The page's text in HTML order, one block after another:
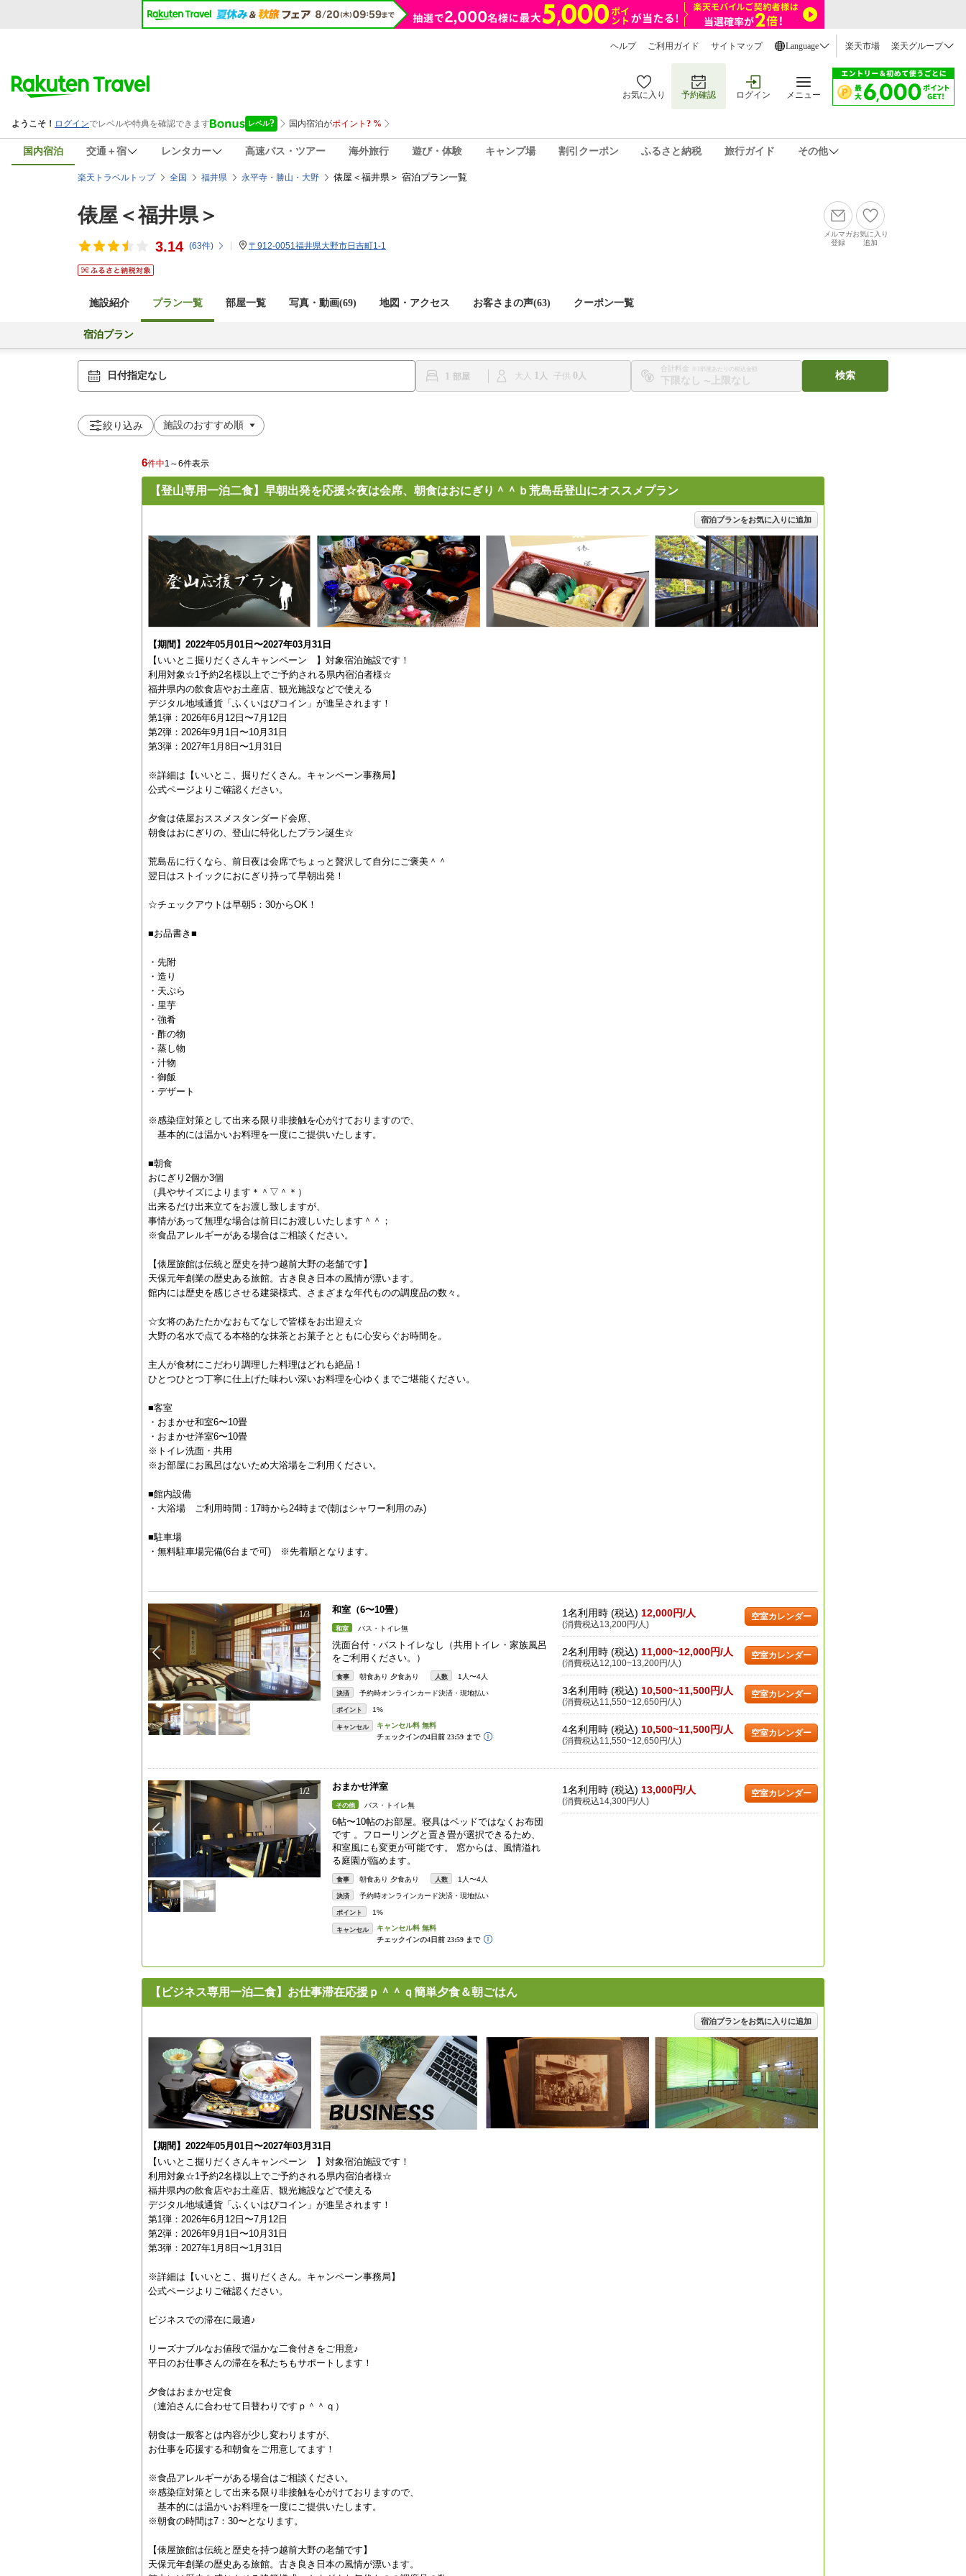
ヘルプ ご利用ガイド サイトマップ Language 楽天市場 楽天グループ
お気に入り 予約確認 ログイン メニュー
国内宿泊 交通＋宿 レンタカー 高速バス・ツアー 海外旅行 遊び・体験 キャンプ場 割引クーポン ふるさと納税 旅行ガイド その他
楽天トラベルトップ 全国 福井県 永平寺・勝山・大野 俵屋＜福井県＞ 宿泊プラン一覧
俵屋＜福井県＞
3.14 (63件) 〒912-0051福井県大野市日吉町1-1
メルマガ
登録
お気に入り
追加
施設紹介 プラン一覧 部屋一覧 写真・動画(69) 地図・アクセス お客さまの声(63) クーポン一覧
宿泊プラン
日付指定なし 1 大人 1 子供 0
合計料金 ※1部屋あたりの税込金額
〜
検索
絞り込み
6件中1～6件表示
【登山専用一泊二食】早朝出発を応援☆夜は会席、朝食はおにぎり＾＾ｂ荒島岳登山にオススメプラン
宿泊プランをお気に入りに追加
【期間】2022年05月01日〜2027年03月31日
【いいとこ掘りだくさんキャンペーン 】対象宿泊施設です！
利用対象☆1予約2名様以上でご予約される県内宿泊者様☆
福井県内の飲食店やお土産店、観光施設などで使える
デジタル地域通貨「ふくいはぴコイン」が進呈されます！
第1弾：2026年6月12日〜7月12日
第2弾：2026年9月1日〜10月31日
第3弾：2027年1月8日〜1月31日
※詳細は【いいとこ、掘りだくさん。キャンペーン事務局】
公式ページよりご確認ください。
夕食は俵屋おススメスタンダード会席、
朝食はおにぎりの、登山に特化したプラン誕生☆
荒島岳に行くなら、前日夜は会席でちょっと贅沢して自分にご褒美＾＾
翌日はストイックにおにぎり持って早朝出発！
☆チェックアウトは早朝5：30からOK！
■お品書き■
・先附
・造り
・天ぷら
・里芋
・強肴
・酢の物
・蒸し物
・汁物
・御飯
・デザート
※感染症対策として出来る限り非接触を心がけておりますので、
基本的には温かいお料理を一度にご提供いたします。
■朝食
おにぎり2個か3個
（具やサイズによります＊＾▽＾＊）
出来るだけ出来立てをお渡し致しますが、
事情があって無理な場合は前日にお渡しいたします＾＾；
※食品アレルギーがある場合はご相談ください。
【俵屋旅館は伝統と歴史を持つ越前大野の老舗です】
天保元年創業の歴史ある旅館。古き良き日本の風情が漂います。
館内には歴史を感じさせる建築様式、さまざまな年代ものの調度品の数々。
☆女将のあたたかなおもてなしで皆様をお出迎え☆
大野の名水で点てる本格的な抹茶とお菓子とともに心安らぐお時間を。
主人が食材にこだわり調理した料理はどれも絶品！
ひとつひとつ丁寧に仕上げた味わい深いお料理を心ゆくまでご堪能ください。
■客室
・おまかせ和室6〜10畳
・おまかせ洋室6〜10畳
※トイレ洗面・共用
※お部屋にお風呂はないため大浴場をご利用ください。
■館内設備
・大浴場 ご利用時間：17時から24時まで(朝はシャワー利用のみ)
■駐車場
・無料駐車場完備(6台まで可) ※先着順となります。
1/3 和室（6〜10畳）
和室 バス・トイレ無
洗面台付・バストイレなし（共用トイレ・家族風呂
をご利用ください。）
食事 朝食あり 夕食あり 人数 1人〜4人
決済 予約時オンラインカード決済・現地払い
ポイント 1%
キャンセル
1名利用時 (税込) 12,000円/人
(消費税込13,200円/人)
空室カレンダー
2名利用時 (税込) 11,000~12,000円/人
(消費税込12,100~13,200円/人)
空室カレンダー
3名利用時 (税込) 10,500~11,500円/人
(消費税込11,550~12,650円/人)
空室カレンダー
4名利用時 (税込) 10,500~11,500円/人
(消費税込11,550~12,650円/人)
空室カレンダー
1/2 おまかせ洋室
その他 バス・トイレ無
6帖〜10帖のお部屋。寝具はベッドではなくお布団
です 。フローリングと置き畳が選択できるため、
和室風にも変更が可能です。 窓からは、風情溢れ
る庭園が臨めます。
食事 朝食あり 夕食あり 人数 1人〜4人
決済 予約時オンラインカード決済・現地払い
ポイント 1%
キャンセル
1名利用時 (税込) 13,000円/人
(消費税込14,300円/人)
空室カレンダー
【ビジネス専用一泊二食】お仕事滞在応援ｐ＾＾ｑ簡単夕食＆朝ごはん
宿泊プランをお気に入りに追加
【期間】2022年05月01日〜2027年03月31日
【いいとこ掘りだくさんキャンペーン 】対象宿泊施設です！
利用対象☆1予約2名様以上でご予約される県内宿泊者様☆
福井県内の飲食店やお土産店、観光施設などで使える
デジタル地域通貨「ふくいはぴコイン」が進呈されます！
第1弾：2026年6月12日〜7月12日
第2弾：2026年9月1日〜10月31日
第3弾：2027年1月8日〜1月31日
※詳細は【いいとこ、掘りだくさん。キャンペーン事務局】
公式ページよりご確認ください。
ビジネスでの滞在に最適♪
リーズナブルなお値段で温かな二食付きをご用意♪
平日のお仕事さんの滞在を私たちもサポートします！
夕食はおまかせ定食
（連泊さんに合わせて日替わりですｐ＾＾ｑ）
朝食は一般客とは内容が少し変わりますが、
お仕事を応援する和朝食をご用意してます！
※食品アレルギーがある場合はご相談ください。
※感染症対策として出来る限り非接触を心がけておりますので、
基本的には温かいお料理を一度にご提供いたします。
※朝食の時間は7：30〜となります。
【俵屋旅館は伝統と歴史を持つ越前大野の老舗です】
天保元年創業の歴史ある旅館。古き良き日本の風情が漂います。